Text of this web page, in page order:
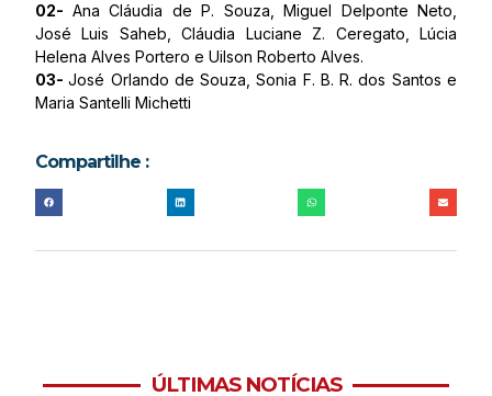
02- Ana Cláudia de P. Souza, Miguel Delponte Neto,
José Luis Saheb, Cláudia Luciane Z. Ceregato, Lúcia
Helena Alves Portero e Uilson Roberto Alves.
03-José Orlando de Souza, Sonia F. B. R. dos Santos e
Maria Santelli Michetti
Compartilhe :
ÚLTIMAS NOTÍCIAS